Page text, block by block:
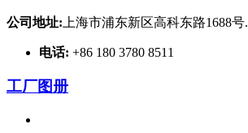
公司地址: 上海市浦东新区高科东路1688号.
电话: +86 180 3780 8511
工厂图册